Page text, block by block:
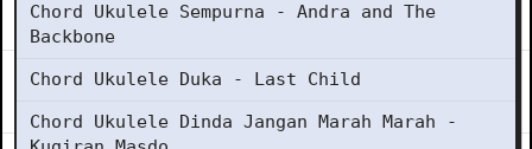
Chord Ukulele Sempurna - Andra and The
Backbone
Chord Ukulele Duka - Last Child
Chord Ukulele Dinda Jangan Marah Marah -